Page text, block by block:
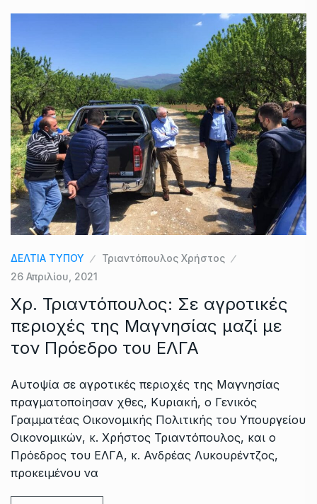
ΔΕΛΤΙΑ ΤΥΠΟΥ
Τριαντόπουλος Χρήστος
26 Απριλίου, 2021
Χρ. Τριαντόπουλος: Σε αγροτικές
περιοχές της Μαγνησίας μαζί με
τον Πρόεδρο του ΕΛΓΑ
Αυτοψία σε αγροτικές περιοχές της Μαγνησίας
πραγματοποίησαν χθες, Κυριακή, ο Γενικός
Γραμματέας Οικονομικής Πολιτικής του Υπουργείου
Οικονομικών, κ. Χρήστος Τριαντόπουλος, και ο
Πρόεδρος του ΕΛΓΑ, κ. Ανδρέας Λυκουρέντζος,
προκειμένου να